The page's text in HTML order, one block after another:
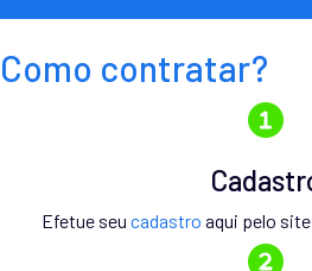
Como contratar?
Efetue seu cadastro aqui pelo